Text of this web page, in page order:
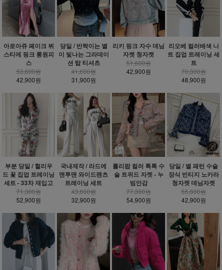
아로아쥬 페이크 뷔
스티에 핑크 롱원피
스
53,600원
42,900원
당일 / 반짝이는 별
이 빛나는 그라데이
션 탑 티셔츠
41,600원
31,900원
리키 핑크 자수 데님
자켓 청자켓
51,600원
42,900원
리오베 컬러배색 니
트 집업 트레이닝 세
트
70,300원
48,900원
부분 당일 / 헐리우
드 꽃 집업 트레이닝
세트 - 33차 재입고
71,300원
52,900원
국내제작 / 라드에
맨투맨 와이드팬츠
트레이닝 세트
43,600원
32,900원
롤리팝 컬러 톡톡 수
술 트위드 자켓 - 누
빔안감
77,300원
54,900원
당일 / 별 패턴 수술
장식 빈티지 노카라
청자켓 데님자켓
55,800원
42,900원